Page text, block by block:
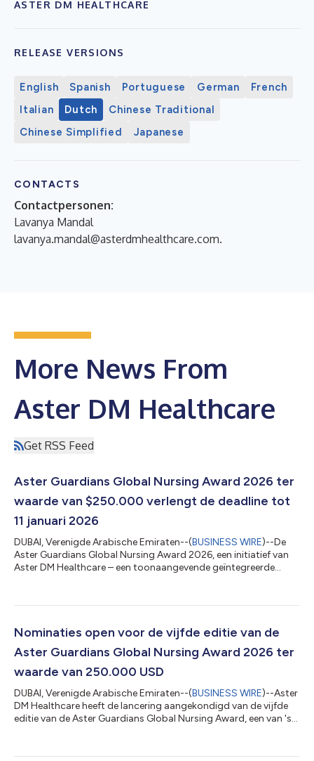
ASTER DM HEALTHCARE
RELEASE VERSIONS
English Spanish Portuguese German
French
Italian
Dutch
Chinese Traditional
Chinese Simplified
Japanese
CONTACTS
Contactpersonen:
Lavanya Mandal
lavanya.mandal@asterdmhealthcare.com.
More News From
Aster DM Healthcare
Get RSS Feed
Aster Guardians Global Nursing Award 2026 ter
waarde van $250.000 verlengt de deadline tot
11 januari 2026
DUBAI, Verenigde Arabische Emiraten--(BUSINESS WIRE)--De
Aster Guardians Global Nursing Award 2026, een initiatief van
Aster DM Healthcare – een toonaangevende geïntegreerde
134.000 registraties uit 214 landen ontvangen, wat het
verpleegkundigen wereldwijd benadrukt. Verpleegkundigen van
over de hele wereld kunnen hun nominaties ind...
Nominaties open voor de vijfde editie van de
Aster Guardians Global Nursing Award 2026 ter
waarde van 250.000 USD
DUBAI, Verenigde Arabische Emiraten--(BUSINESS WIRE)--Aster
DM Healthcare heeft de lancering aangekondigd van de vijfde
editie van de Aster Guardians Global Nursing Award, een van 's
nominaties uit van geregistreerde verpleegkundigen over de hele